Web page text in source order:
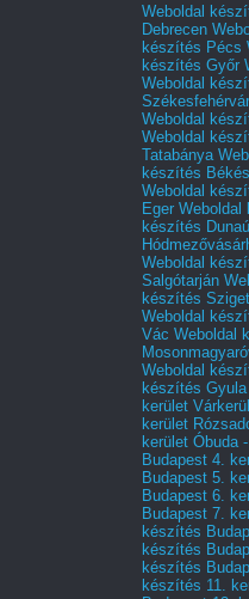
Weboldal
Debrecen
készítés Pécs
készítés Győr
Weboldal
Székesfehérvár
Weboldal
Weboldal
Tatabánya
készítés
Weboldal
Eger Weboldal
készítés
Weboldal
Salgótarján
készítés
Weboldal
Vác Weboldal
Weboldal
készítés Gyula
kerület
kerület
kerület Óbuda
Budapest 4.
Budapest 5.
Budapest 6.
Budapest 7.
készítés
készítés
készítés
készítés 11.